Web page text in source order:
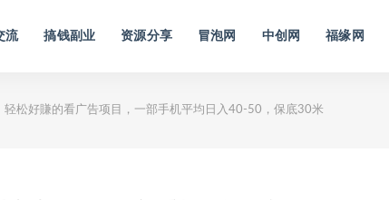
流 搞钱副业 资源分享 冒泡网 中创网 福缘网
松好賺的看广告项目，一部手机平均日入40-50，保底30米